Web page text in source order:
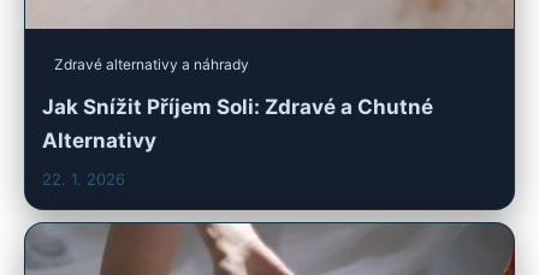
Zdravé alternativy a náhrady
Jak Snížit Příjem Soli: Zdravé a Chutné
Alternativy
22. 1. 2026